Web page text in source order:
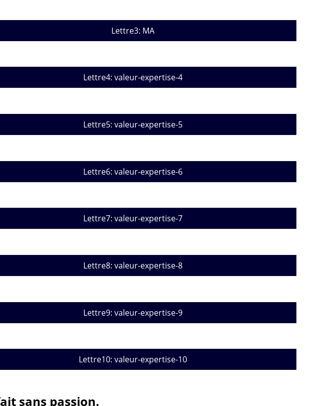
Lettre3: MA
Lettre4: valeur-expertise-4
Lettre5: valeur-expertise-5
Lettre6: valeur-expertise-6
Lettre7: valeur-expertise-7
Lettre8: valeur-expertise-8
Lettre9: valeur-expertise-9
Lettre10: valeur-expertise-10
sans passion.